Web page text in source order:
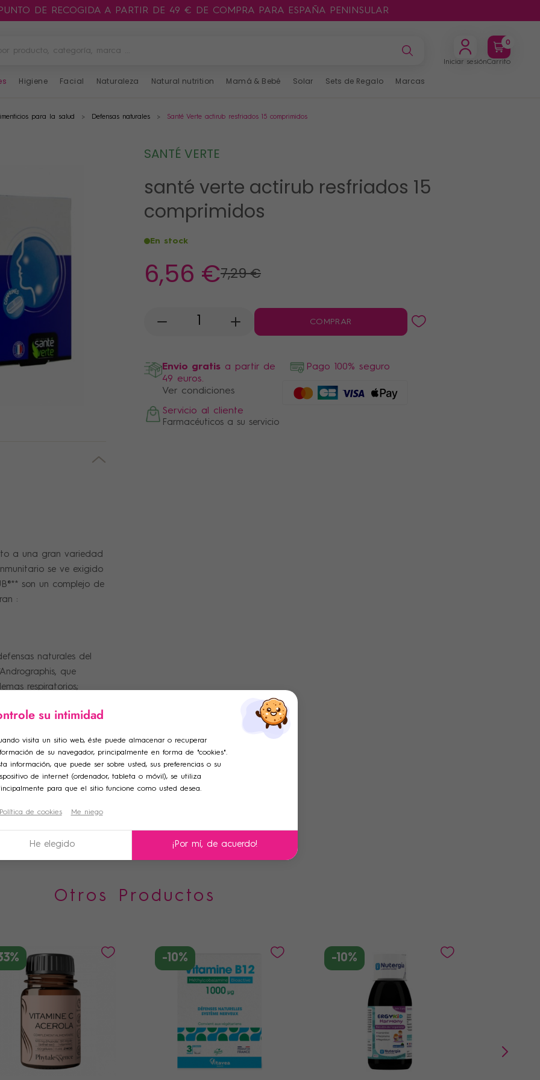
DE RECOGIDA A PARTIR DE 49 € DE COMPRA PARA ESPAÑA PENINSULAR
Iniciar sesión
0
Carrito
Higiene Facial Naturaleza Natural nutrition Mamá & Bebé Solar Sets de Regalo Marcas
para la salud Defensas naturales Santé Verte actirub resfriados 15 comprimidos
SANTÉ VERTE
santé verte actirub resfriados 15
comprimidos
En stock
6,56 €7,29 €
- + COMPRAR
Envio gratis a partir de
49 euros.
Ver condiciones
Pago 100% seguro
Servicio al cliente
Farmacéuticos a su servicio
a una gran variedad
se ve exigido
son un complejo de
:
naturales del
que
respiratorios;
Otros Productos
-10% -10%
a la lista de deseos
una nueva lista
lista de deseos ×
×
iniciar sesión para guardar productos en su lista de deseos.
Iniciar sesión
su intimidad
visita un sitio web, éste puede almacenar o recuperar
de su navegador, principalmente en forma de "cookies".
información, que puede ser sobre usted, sus preferencias o su
de internet (ordenador, tableta o móvil), se utiliza
para que el sitio funcione como usted desea.
de cookies Me niego
He elegido ¡Por mí, de acuerdo!